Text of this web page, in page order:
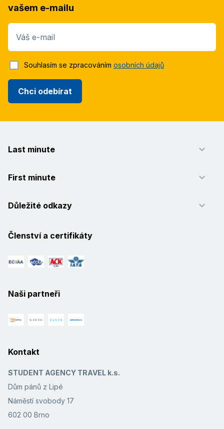
vašem e-mailu
Váš e-mail
Chci odebírat
Souhlasím se zpracováním osobních údajů
Last minute
First minute
Důležité odkazy
Členství a certifikáty
Naši partneři
Kontakt
STUDENT AGENCY TRAVEL k.s.
Dům pánů z Lipé
Náměstí svobody 17
602 00 Brno